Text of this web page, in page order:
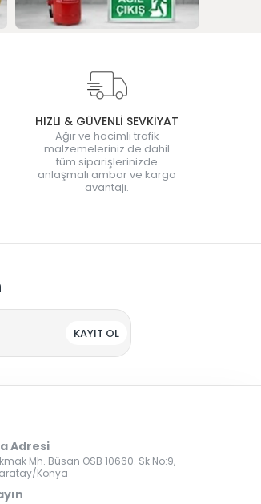
HIZLI & GÜVENLİ SEVKİYAT
Ağır ve hacimli trafik
malzemeleriniz de dahil
tüm siparişlerinizde
anlaşmalı ambar ve kargo
avantajı.
KAYIT OL
Adresi
Mh. Büsan OSB 10660. Sk No:9,
Konya